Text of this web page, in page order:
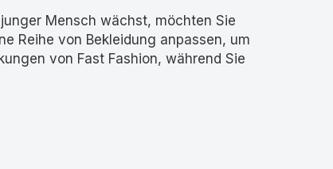
Mensch wächst, möchten Sie
Reihe von Bekleidung anpassen, um
von Fast Fashion, während Sie